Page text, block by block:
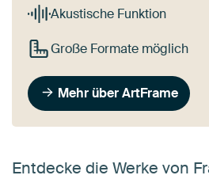
Akustische Funktion
Große Formate möglich
Mehr über ArtFrame
Entdecke die Werke von